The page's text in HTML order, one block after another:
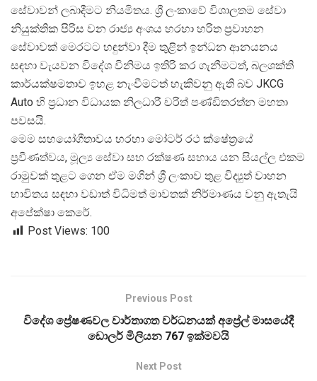
සේවාවන් ලබාදීමට නියමිතය. ශ් රී ලංකාවේ විශාලතම සේවා
නියුක්තික පිරිස වන රාජ් ය අංශය හරහා හරිත ප්රවාහන
සේවාවක් මෙරටට හඳුන්වා දීම තුළින් ඉන්ධන ආනයනය
සඳහා වැයවන විදේශ විනිමය ඉතිරි කර ගැනීමටත්, බලශක්ති
කාර්යක්ෂමතාව ඉහළ නැංවීමටත් හැකිවනු ඇති බව JKCG
Auto හි ප්රධාන විධායක නිලධාරී චරිත් පණ්ඩිතරත්න මහතා
පවසයි.
මෙම සහයෝගීතාවය හරහා මෝටර් රථ ක්ෂේත්රයේ
ප්රවීණත්වය, මූල් ය සේවා සහ රක්ෂණ සහාය යන සියල්ල එකම
රාමුවක් තුළට ගෙන ඒම මගින් ශ් රී ලංකාව තුළ විද්යුත් වාහන
භාවිතය සඳහා වඩාත් විධිමත් මාවතක් නිර්මාණය වනු ඇතැයි
අපේක්ෂා කෙරේ.
Post Views: 100
Previous Post
විදේශ ප්‍රේෂණවල වාර්තාගත වර්ධනයක් අප්‍රේල් මාසයේදී
ඩොලර් මිලියන 767 ඉක්මවයි
Next Post